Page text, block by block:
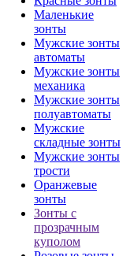
Маленькие
зонты
Мужские зонты
автоматы
Мужские зонты
механика
Мужские зонты
полуавтоматы
Мужские
складные зонты
Мужские зонты
трости
Оранжевые
зонты
Зонты с
прозрачным
куполом